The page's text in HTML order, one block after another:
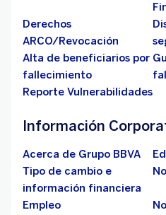
Derechos
ARCO/Revocación
Alta de beneficiarios por
fallecimiento
Reporte Vulnerabilidades
Información
Acerca de Grupo BBVA
Tipo de cambio e
información financiera
Empleo